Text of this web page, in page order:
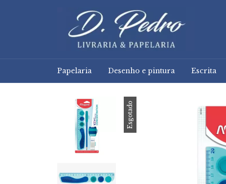
Papelaria Desenho e pintura Escrita
Esgotado